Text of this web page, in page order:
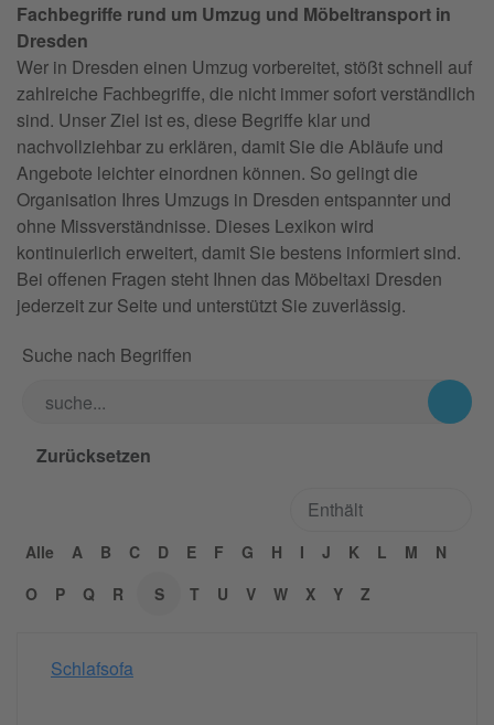
Fachbegriffe rund um Umzug und Möbeltransport in
Dresden
Wer in Dresden einen Umzug vorbereitet, stößt schnell auf
zahlreiche Fachbegriffe, die nicht immer sofort verständlich
sind. Unser Ziel ist es, diese Begriffe klar und
nachvollziehbar zu erklären, damit Sie die Abläufe und
Angebote leichter einordnen können. So gelingt die
Organisation Ihres Umzugs in Dresden entspannter und
ohne Missverständnisse. Dieses Lexikon wird
kontinuierlich erweitert, damit Sie bestens informiert sind.
Bei offenen Fragen steht Ihnen das Möbeltaxi Dresden
jederzeit zur Seite und unterstützt Sie zuverlässig.
Suche nach Begriffen
Alle A B C D E F G H I J K L M
N
O
P Q R S T U V W X Y Z
Schlafsofa